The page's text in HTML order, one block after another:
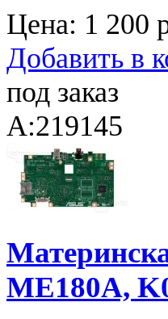
Цена: 1 200
Добавить в
под заказ
A:219145
ME180A,